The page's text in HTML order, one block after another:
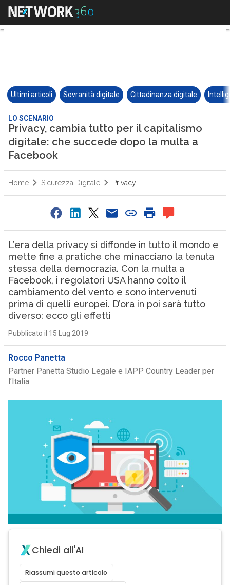
Ultimi articoli Sovranità digitale Cittadinanza digitale
LO SCENARIO
Privacy, cambia tutto per il capitalismo
digitale: che succede dopo la multa a
Facebook
Home Sicurezza Digitale Privacy
L’era della privacy si diffonde in tutto il mondo e
mette fine a pratiche che minacciano la tenuta
stessa della democrazia. Con la multa a
Facebook, i regolatori USA hanno colto il
cambiamento del vento e sono intervenuti
prima di quelli europei. D’ora in poi sarà tutto
diverso: ecco gli effetti
Pubblicato il 15 Lug 2019
Rocco Panetta
Partner Panetta Studio Legale e IAPP Country Leader per
l’Italia
Chiedi all'AI
Riassumi questo articolo